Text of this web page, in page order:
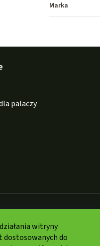
witryny
dostosowanych do
Marka
palaczy